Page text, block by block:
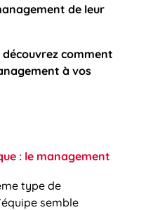
de leur
comment
à vos
: le management
type de
semble